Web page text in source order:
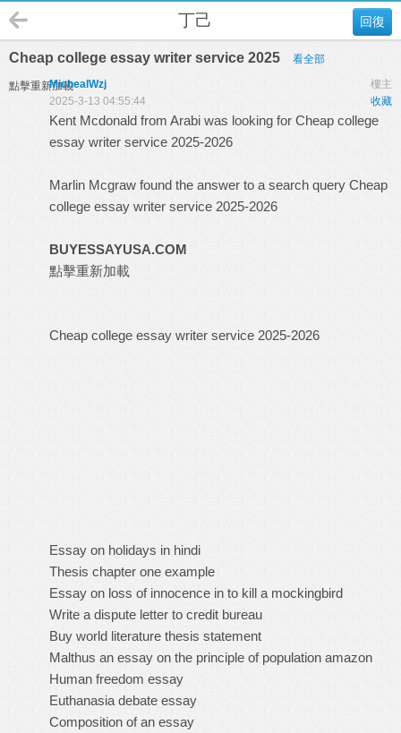
回復
丁己
Cheap college essay writer service 2025 看全部
點擊重新加載 樓主
MichealWzj
收藏
2025-3-13 04:55:44
Kent Mcdonald from Arabi was looking for Cheap college
essay writer service 2025-2026
Marlin Mcgraw found the answer to a search query Cheap
college essay writer service 2025-2026
BUYESSAYUSA.COM
點擊重新加載
Cheap college essay writer service 2025-2026
Essay on holidays in hindi
Thesis chapter one example
Essay on loss of innocence in to kill a mockingbird
Write a dispute letter to credit bureau
Buy world literature thesis statement
Malthus an essay on the principle of population amazon
Human freedom essay
Euthanasia debate essay
Composition of an essay